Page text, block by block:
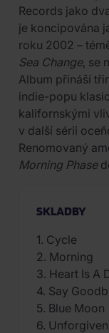
Records jako
je koncipována
roku 2002 –
Sea Change, se
Album přináší
indie-popu
kalifornskými
v další sérii
Renomovaný
Morning Phase
SKLADBY
1. Cycle
2. Morning
3. Heart Is A
4. Say
5. Blue Moon
6. Unforgiven